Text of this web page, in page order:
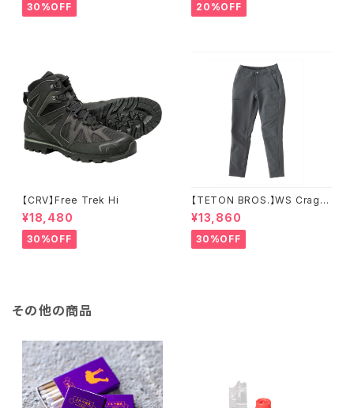
30%OFF 20%OFF
【CRV】Free Trek Hi
¥18,480
30%OFF
【TETON BROS.】WS Crag P
ant
¥13,860
30%OFF
その他の商品